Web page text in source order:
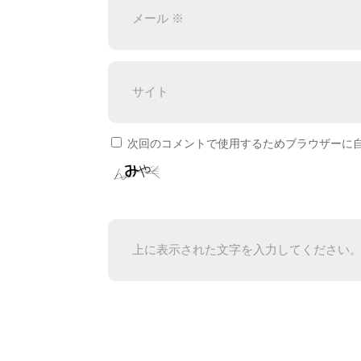
次回のコメントで使用するためブラウザーに